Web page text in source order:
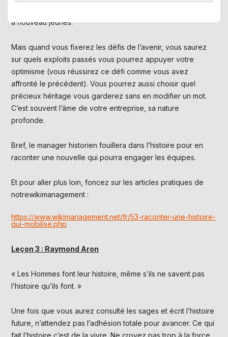
à nouveau jeunes.
Mais quand vous fixerez les défis de l’avenir, vous saurez
sur quels exploits passés vous pourrez appuyer votre
optimisme (vous réussirez ce défi comme vous avez
affronté le précédent). Vous pourrez aussi choisir quel
précieux héritage vous garderez sans en modifier un mot.
C’est souvent l’âme de votre entreprise, sa nature
profonde.
Bref, le manager historien fouillera dans l’histoire pour en
raconter une nouvelle qui pourra engager les équipes.
Et pour aller plus loin, foncez sur les articles pratiques de
notrewikimanagement :
https://www.wikimanagement.net/fr/53-raconter-une-histoire-
qui-mobilise.php
Leçon 3 : Raymond Aron
« Les Hommes font leur histoire, même s’ils ne savent pas
l’histoire qu’ils font. »
Une fois que vous aurez consulté les sages et écrit l’histoire
future, n’attendez pas l’adhésion totale pour avancer. Ce qui
fait l’histoire c’est de la vivre. Ne croyez pas trop à la force